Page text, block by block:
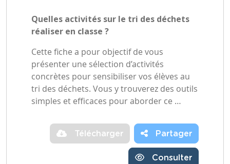
Quelles activités sur le tri des déchets
réaliser en classe ?
Cette fiche a pour objectif de vous
présenter une sélection d’activités
concrètes pour sensibiliser vos élèves au
tri des déchets. Vous y trouverez des outils
simples et efficaces pour aborder ce …
Télécharger Partager
Consulter